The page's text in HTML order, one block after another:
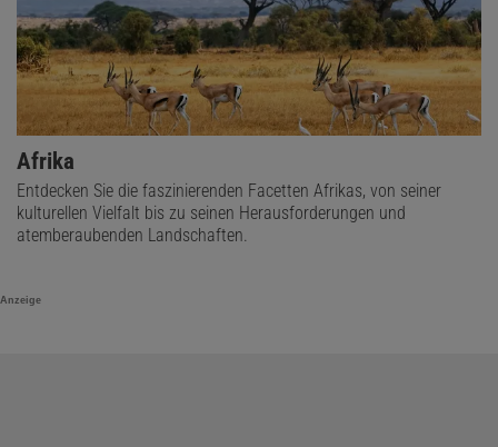
Afrika
Entdecken Sie die faszinierenden Facetten Afrikas, von seiner
kulturellen Vielfalt bis zu seinen Herausforderungen und
atemberaubenden Landschaften.
Anzeige